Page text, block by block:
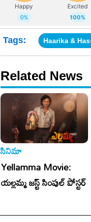
Tags: Haarika &
Related News
సినిమా
Yellamma Movie:
యల్లమ్మ జస్ట్ సింపుల్ పోస్టర్